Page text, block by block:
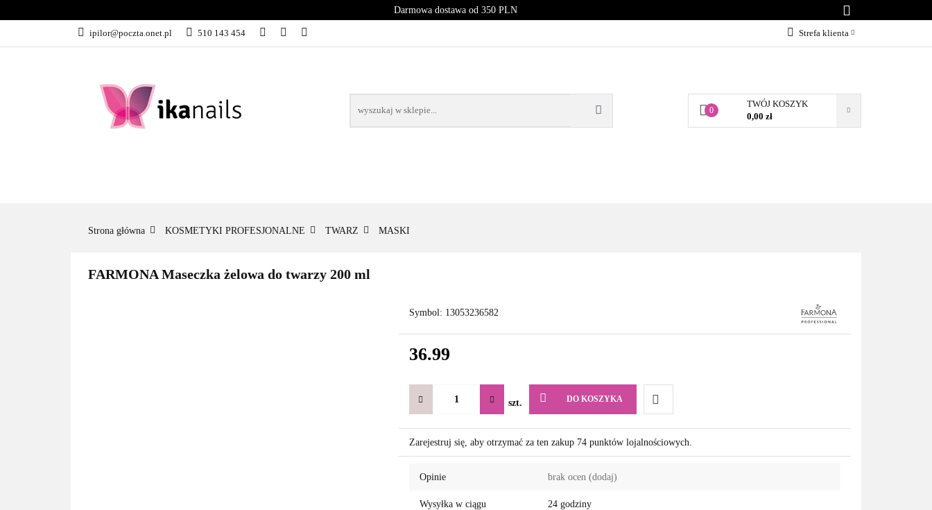
Darmowa dostawa od 350 PLN
ipilor@poczta.onet.pl 510 143 454 Strefa klienta
Dodaj zgłoszenie
Zgody cookies
0
TWÓJ KOSZYK
0,00 zł
KATEGORIE
Strona główna KOSMETYKI PROFESJONALNE TWARZ MASKI
FARMONA Maseczka żelowa do twarzy 200 ml
Symbol: 13053236582
36.99
szt. DO KOSZYKA
Do
przechowalni
Zarejestruj się, aby otrzymać za ten zakup 74 punktów lojalnościowych.
Opinie brak ocen (dodaj)
Wysyłka w ciągu 24 godziny